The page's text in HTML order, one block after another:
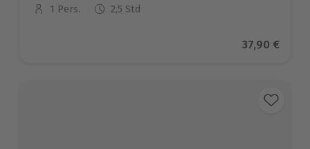
Anzahl der Teilnehmer
1 Pers. 2,5 Std
Aktueller
37,90 €